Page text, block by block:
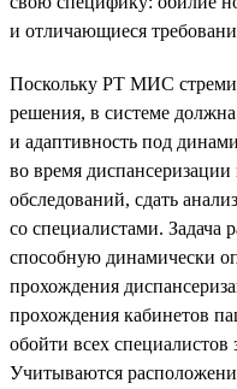
и отличающиеся
Поскольку РТ МИС
решения, в системе
и адаптивность под
во время
обследований, сдать
со специалистами. Задача
способную динамически
прохождения
прохождения кабинетов
обойти всех специалистов
Учитываются